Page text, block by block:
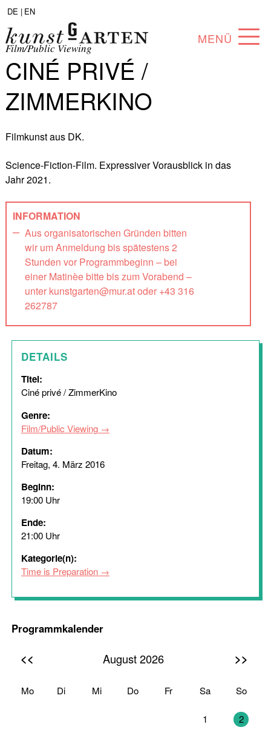
DE | EN
MENÜ
PROGRAMM
ABOUT
Film/Public Viewing
CINÉ PRIVÉ /
ZIMMERKINO
Filmkunst aus DK.
Science-Fiction-Film. Expressiver Vorausblick in das
Jahr 2021.
INFORMATION
Aus organisatorischen Gründen bitten
wir um Anmeldung bis spätestens 2
Stunden vor Programmbeginn – bei
einer Matinèe bitte bis zum Vorabend –
unter kunstgarten@mur.at oder +43 316
262787
DETAILS
Titel:
Ciné privé / ZimmerKino
Genre:
Film/Public Viewing
Datum:
Freitag, 4. März 2016
Beginn:
19:00 Uhr
Ende:
21:00 Uhr
Kategorie(n):
Time is Preparation
Programmkalender
<< August 2026 >>
Mo Di Mi Do Fr Sa So
1 2